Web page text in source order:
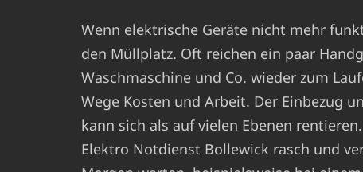
Wenn elektrische Geräte nicht mehr
den Müllplatz. Oft reichen ein paar
Waschmaschine und Co. wieder zum
Wege Kosten und Arbeit. Der Einbezug
kann sich als auf vielen Ebenen
Elektro Notdienst Bollewick rasch und